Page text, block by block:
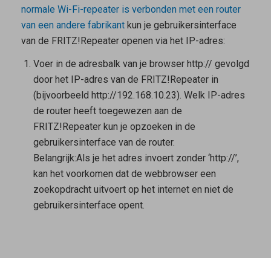
normale Wi-Fi-repeater is verbonden met een router
van een andere fabrikantkun je gebruikersinterface
van de FRITZ!Repeater openen via het IP-adres:
Voer in de adresbalk van je browser http:// gevolgd
door het IP-adres van de FRITZ!Repeater in
(bijvoorbeeld http://192.168.10.23). Welk IP-adres
de router heeft toegewezen aan de
FRITZ!Repeater kun je opzoeken in de
gebruikersinterface van de router.
Belangrijk:Als je het adres invoert zonder ‘http://’,
kan het voorkomen dat de webbrowser een
zoekopdracht uitvoert op het internet en niet de
gebruikersinterface opent.